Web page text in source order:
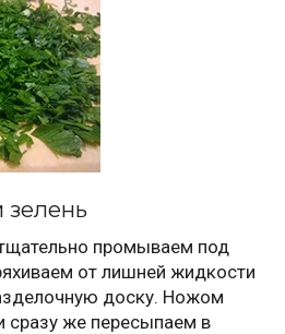
зелень
промываем под
от лишней жидкости
доску. Ножом
сразу же пересыпаем в